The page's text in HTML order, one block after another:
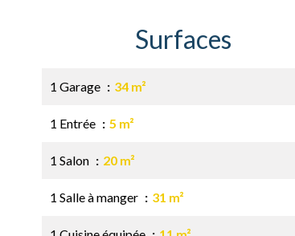
Surfaces
1 Garage 34 m²
1 Entrée 5 m²
1 Salon 20 m²
1 Salle à manger 31 m²